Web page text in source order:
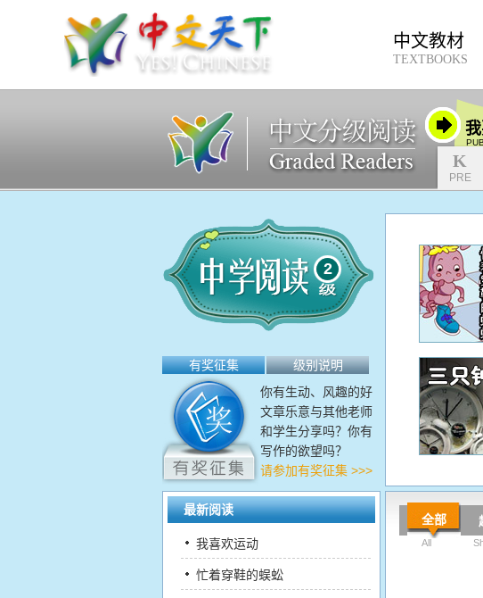
中文教材
TEXTBOOKS
K
PRE
2
有奖征集
级别说明
你有生动、风趣的好
文章乐意与其他老师
和学生分享吗？你有
写作的欲望吗？
请参加有奖征集 >>>
最新阅读
我喜欢运动
忙着穿鞋的蜈蚣
全部
All